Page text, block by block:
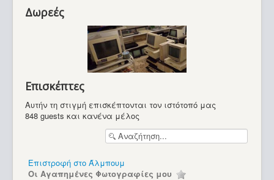
Δωρεές
Επισκέπτες
Αυτήν τη στιγμή επισκέπτονται τον ιστότοπό μας
848 guests και κανένα μέλος
Επιστροφή στο Άλμπουμ
Οι Αγαπημένες Φωτογραφίες μου